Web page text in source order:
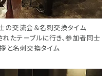
交流会＆名刺交換タイム
たテーブルに行き、参加者同士
と名刺交換タイム